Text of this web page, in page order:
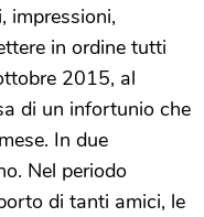
impressioni,
in ordine tutti
2015, al
di un infortunio che
In due
Nel periodo
di tanti amici, le